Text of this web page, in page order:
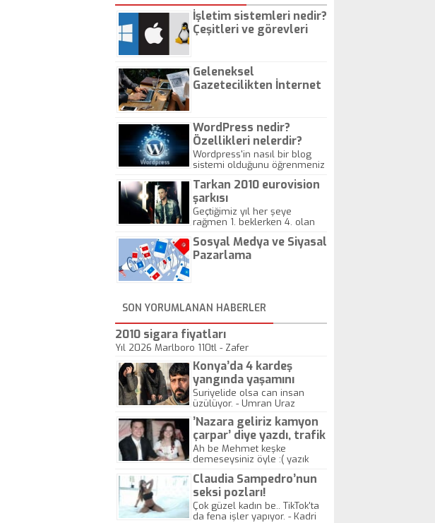
İşletim sistemleri nedir?
Çeşitleri ve görevleri
Geleneksel
Gazetecilikten İnternet
WordPress nedir?
Özellikleri nelerdir?
Wordpress'in nasıl bir blog
sistemi olduğunu öğrenmeniz
Tarkan 2010 eurovision
şarkısı
Geçtiğimiz yıl her şeye
rağmen 1. beklerken 4. olan
gösterisinin bu yarışmada
önemli olmadığını anlamıştır.
Sosyal Medya ve Siyasal
Pazarlama
SON YORUMLANAN HABERLER
2010 sigara fiyatları
Yıl 2026 Marlboro 110tl - Zafer
Konya’da 4 kardeş
yangında yaşamını
yitirdi
Suriyelide olsa can insan
üzülüyor. - Umran Uraz
’Nazara geliriz kamyon
çarpar’ diye yazdı, trafik
kazasında öldü!
Ah be Mehmet keşke
demeseysiniz öyle :( yazık
Claudia Sampedro’nun
seksi pozları!
Çok güzel kadın be.. TikTok'ta
da fena işler yapıyor. - Kadri